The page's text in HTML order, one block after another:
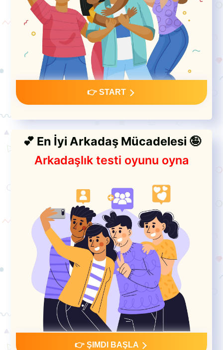
👉 START
💕 En İyi Arkadaş Mücadelesi 🤪
Arkadaşlık testi oyunu oyna
👉 ŞIMDI BAŞLA